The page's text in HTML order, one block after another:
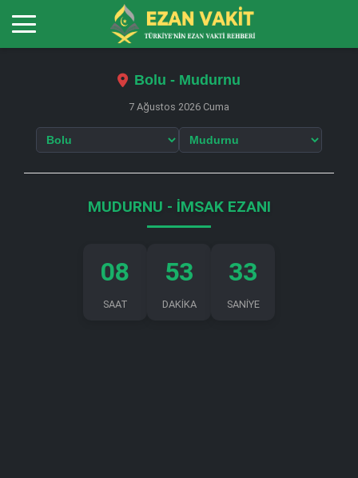
Bolu - Mudurnu
7 Ağustos 2026 Cuma
MUDURNU - İMSAK EZANI
08
SAAT
53
DAKİKA
32
SANİYE